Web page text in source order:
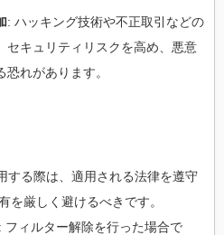
: ハッキング技術や不正取引などの
セキュリティリスクを高め、悪意
れがあります。
する際は、適用される法律を遵守
を厳しく避けるべきです。
フィルター解除を行った場合で